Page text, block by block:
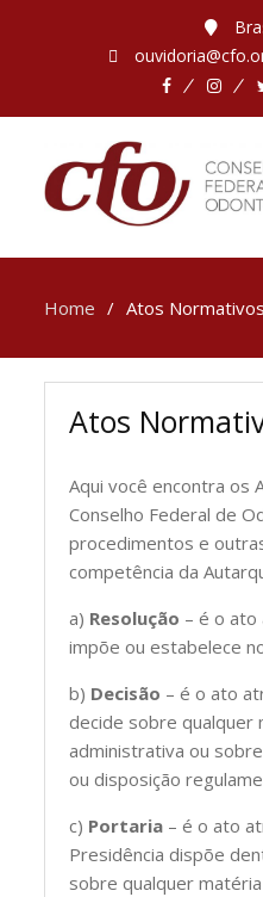
Home Atos Normativos
Atos
Aqui você encontra os
Conselho Federal de
procedimentos e
competência da
a) Resolução – é o ato
impõe ou estabelece
b) Decisão – é o ato
decide sobre qualquer
administrativa ou
ou disposição
c) Portaria – é o ato
Presidência dispõe
sobre qualquer